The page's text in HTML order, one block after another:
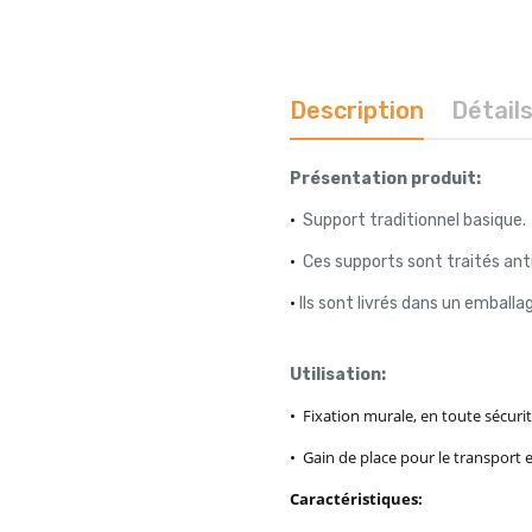
Description
Présentation produit:
• Support traditionnel basique.
• Ces supports sont traités
• Ils sont livrés dans un
Utilisation:
• Fixation murale, en toute
• Gain de place pour le transport
Caractéristiques: